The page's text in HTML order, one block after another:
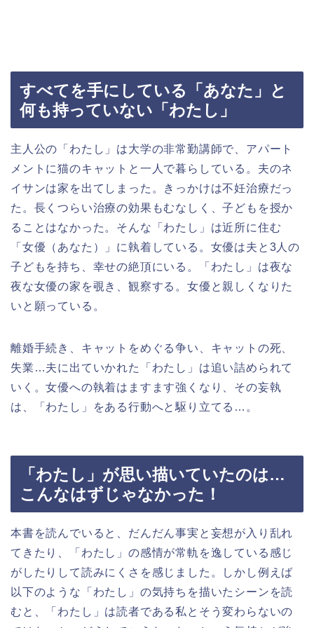
すべてを手にしている「あなた」と
何も持っていない「わたし」
主人公の「わたし」は大学の非常勤講師で、アパート
メントに猫のキャットと一人で暮らしている。夫のネ
イサンは家を出てしまった。きっかけは不妊治療だっ
た。長くつらい治療の効果もむなしく、子どもを授か
ることはなかった。そんな「わたし」は近所に住む
「女優（あなた）」に執着している。女優は夫と 3 人の
子どもを持ち、幸せの絶頂にいる。「わたし」は夜な
夜な女優の家を覗き、観察する。女優と親しくなりた
いと願っている。
離婚手続き、キャットをめぐる争い、キャットの死、
失業…夫に出ていかれた「わたし」は追い詰められて
いく。女優への執着はますます強くなり、その妄執
は、「わたし」をある行動へと駆り立てる…。
「わたし」が思い描いていたのは…
こんなはずじゃなかった！
本書を読んでいると、だんだん事実と妄想が入り乱れ
てきたり、「わたし」の感情が常軌を逸している感じ
がしたりして読みにくさを感じました。しかし例えば
以下のような「わたし」の気持ちを描いたシーンを読
むと、「わたし」は読者である私とそう変わらないの